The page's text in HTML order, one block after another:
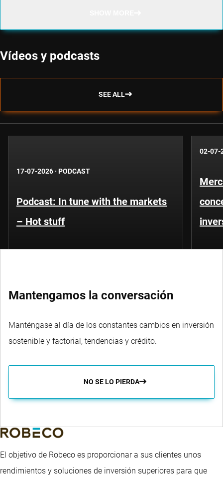
Vídeos y podcasts
SEE ALL
17-07-2026 · PODCAST
Podcast: In tune with the markets
– Hot stuff
02-07-
Mantengamos la conversación
Manténgase al día de los constantes cambios en inversión
sostenible y factorial, tendencias y crédito.
NO SE LO PIERDA
El objetivo de Robeco es proporcionar a sus clientes unos
rendimientos y soluciones de inversión superiores para que